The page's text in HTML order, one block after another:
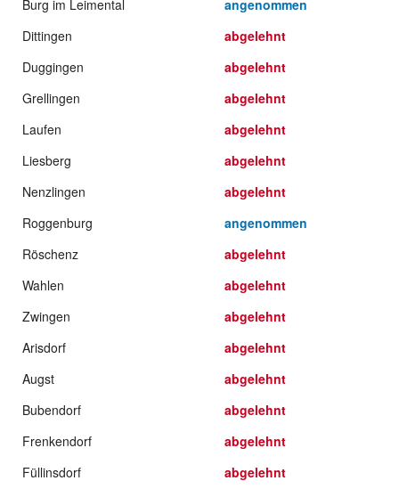
Burg im Leimental
angenommen
Dittingen
abgelehnt
Duggingen
abgelehnt
Grellingen
abgelehnt
Laufen
abgelehnt
Liesberg
abgelehnt
Nenzlingen
abgelehnt
Roggenburg
angenommen
Röschenz
abgelehnt
Wahlen
abgelehnt
Zwingen
abgelehnt
Arisdorf
abgelehnt
Augst
abgelehnt
Bubendorf
abgelehnt
Frenkendorf
abgelehnt
Füllinsdorf
abgelehnt